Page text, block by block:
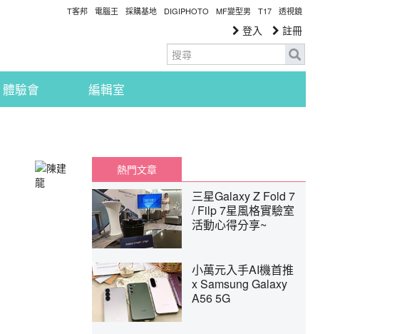
T客邦 電腦王 採購基地 DIGIPHOTO MF變型男 T17 透視鏡
登入 註冊
體驗會 編輯室
熱門文章
三星Galaxy Z Fold 7
/ Filp 7星風格實驗室
活動心得分享~
小萬元入手AI機首推
x Samsung Galaxy
A56 5G